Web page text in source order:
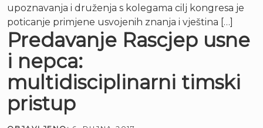
upoznavanja i druženja s kolegama cilj kongresa je
poticanje primjene usvojenih znanja i vještina […]
Predavanje Rascjep usne
i nepca:
multidisciplinarni timski
pristup